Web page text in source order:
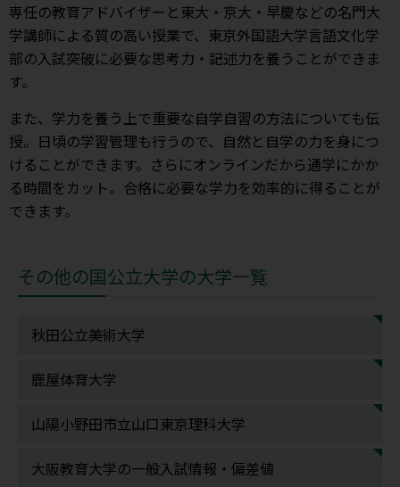
専任の教育アドバイザーと東大・京大・早慶などの名門大
学講師による質の高い授業で、東京外国語大学言語文化学
部の入試突破に必要な思考力・記述力を養うことができま
す。
また、学力を養う上で重要な自学自習の方法についても伝
授。日頃の学習管理も行うので、自然と自学の力を身につ
けることができます。さらにオンラインだから通学にかか
る時間をカット。合格に必要な学力を効率的に得ることが
できます。
その他の国公立大学の大学一覧
秋田公立美術大学
鹿屋体育大学
山陽小野田市立山口東京理科大学
大阪教育大学の一般入試情報・偏差値